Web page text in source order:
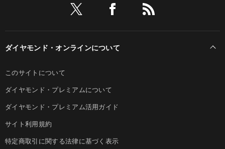
ダイヤモンド・オンラインについて
このサイトについて
ダイヤモンド・プレミアムについて
ダイヤモンド・プレミアム活用ガイド
サイト利用規約
特定商取引に関する法律に基づく表示